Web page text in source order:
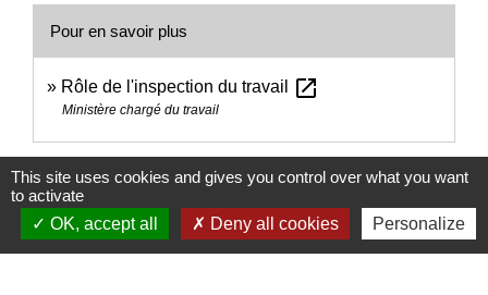
Pour en savoir plus
Rôle de l'inspection du travail open_in_new
Ministère chargé du travail
Signaler une erreur sur cette page
This site uses cookies and gives you control over what you want
to activate
OK, accept all
Deny all cookies Personalize